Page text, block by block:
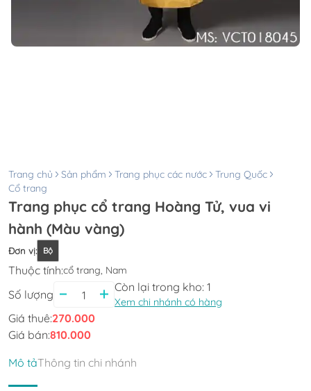
Trang chủ Sản phẩm Trang phục các nước
Trung Quốc
Cổ trang
Trang phục cổ trang Hoàng Tử, vua vi
hành (Màu vàng)
Đơn vị: Bộ
Thuộc tính:cổ trang, Nam
Số lượng
Còn lại trong kho: 1
Xem chi nhánh có hàng
Giá thuê:270.000
Giá bán:810.000
Mô tảThông tin chi nhánh